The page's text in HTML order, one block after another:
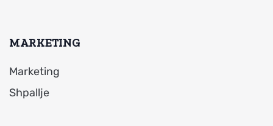
MARKETING
Marketing
Shpallje